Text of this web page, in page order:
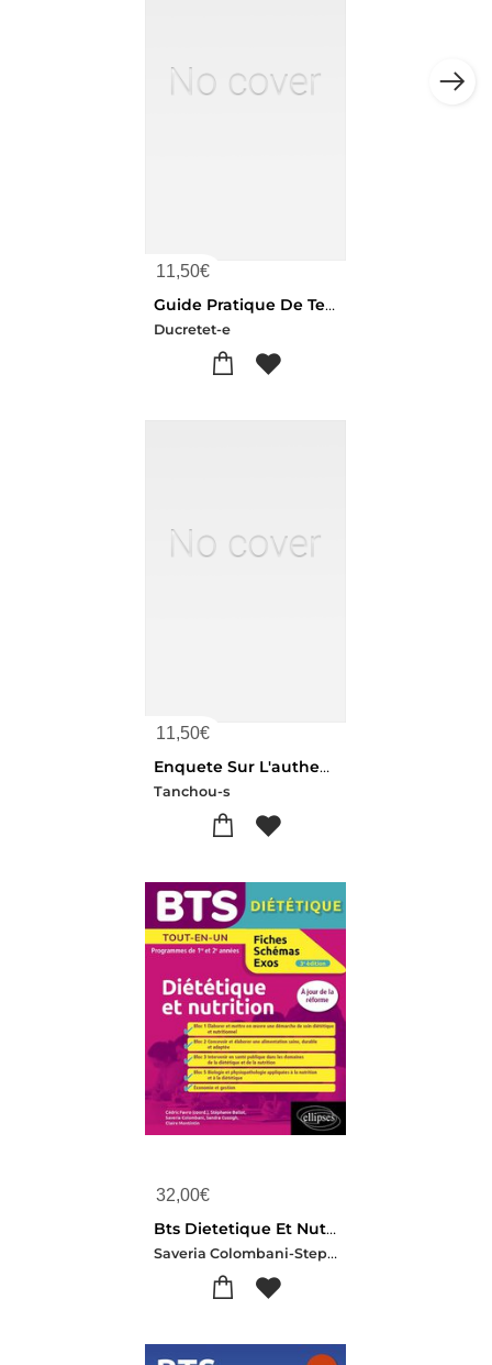
11,50€
Guide Pratique De Telegraphie Hertzienne Sans Fil Aux Grandes Distances
Ducretet-e
11,50€
Enquete Sur L'authenticite Des Phenomenes Electriques D'angelique Cottin
Tanchou-s
32,00€
Bts Dietetique Et Nutrition (3e Edition)
Saveria Colombani-Stephanie Ballot-Sandra Cussigh-Claire Montintin-Cedric Favro